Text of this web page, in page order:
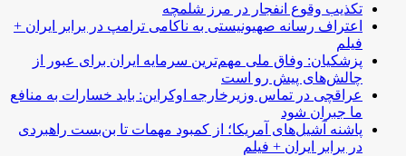
تکذیب وقوع انفجار در مرز شلمچه
اعتراف رسانه صهیونیستی به ناکامی ترامپ در برابر ایران +
فیلم
پزشکیان: وفاق ملی مهم‌ترین سرمایه ایران برای عبور از
چالش‌های پیش رو است
عراقچی در تماس وزیرخارجه اوکراین: باید خسارات به منافع
ما جبران شود
پاشنه آشیل‌های آمریکا؛ از کمبود مهمات تا بن‌بست راهبردی
در برابر ایران + فیلم